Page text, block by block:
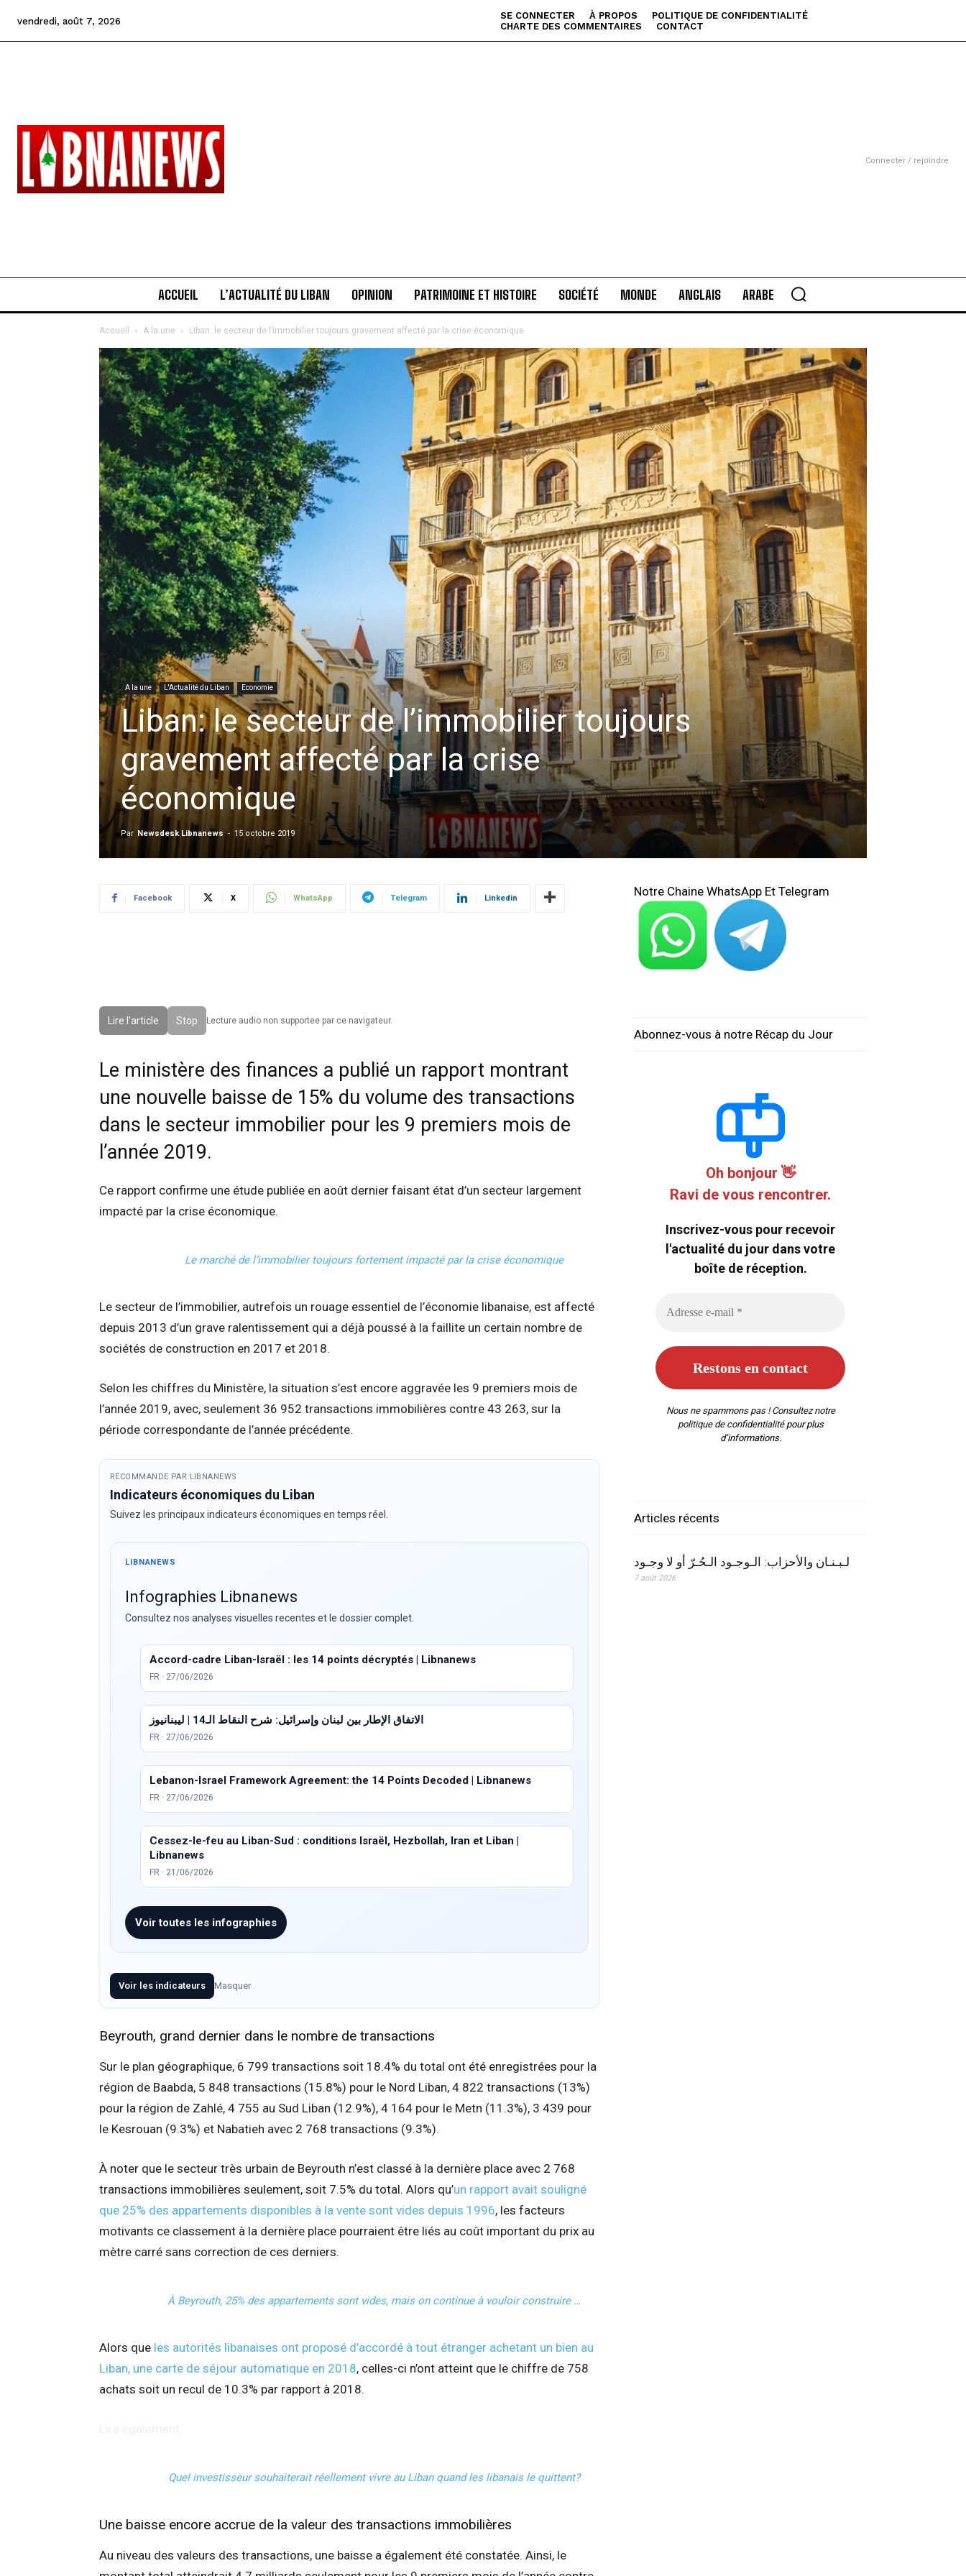
vendredi, août 7, 2026 SE CONNECTER À PROPOS
POLITIQUE DE CONFIDENTIALITÉ
CHARTE DES COMMENTAIRES
CONTACT
Connecter / rejoindre
ACCUEIL L’ACTUALITÉ DU LIBAN OPINION PATRIMOINE ET HISTOIRE SOCIÉTÉ MONDE ANGLAIS ARABE
Accueil A la une Liban: le secteur de l’immobilier toujours gravement affecté par la crise économique
A la une L'Actualité du Liban Economie
Liban: le secteur de l’immobilier toujours
gravement affecté par la crise
économique
Par Newsdesk Libnanews - 15 octobre 2019
Facebook X WhatsApp Telegram Linkedin
Lire l'article Stop Lecture audio non supportee par ce navigateur.
Le ministère des finances a publié un rapport montrant
une nouvelle baisse de 15% du volume des transactions
dans le secteur immobilier pour les 9 premiers mois de
l’année 2019.
Ce rapport confirme une étude publiée en août dernier faisant état d’un secteur largement
impacté par la crise économique.
Le marché de l’immobilier toujours fortement impacté par la crise économique
Le secteur de l’immobilier, autrefois un rouage essentiel de l’économie libanaise, est affecté
depuis 2013 d’un grave ralentissement qui a déjà poussé à la faillite un certain nombre de
sociétés de construction en 2017 et 2018.
Selon les chiffres du Ministère, la situation s’est encore aggravée les 9 premiers mois de
l’année 2019, avec, seulement 36 952 transactions immobilières contre 43 263, sur la
période correspondante de l’année précédente.
RECOMMANDE PAR LIBNANEWS
Indicateurs économiques du Liban
Suivez les principaux indicateurs économiques en temps réel.
LIBNANEWS
Infographies Libnanews
Consultez nos analyses visuelles recentes et le dossier complet.
Accord-cadre Liban-Israël : les 14 points décryptés | Libnanews
FR · 27/06/2026
الاتفاق الإطار بين لبنان وإسرائيل: شرح النقاط الـ14 | ليبنانيوز
FR · 27/06/2026
Lebanon-Israel Framework Agreement: the 14 Points Decoded | Libnanews
FR · 27/06/2026
Cessez-le-feu au Liban-Sud : conditions Israël, Hezbollah, Iran et Liban |
Libnanews
FR · 21/06/2026
Voir toutes les infographies
Voir les indicateurs Masquer
Beyrouth, grand dernier dans le nombre de transactions
Sur le plan géographique, 6 799 transactions soit 18.4% du total ont été enregistrées pour la
région de Baabda, 5 848 transactions (15.8%) pour le Nord Liban, 4 822 transactions (13%)
pour la région de Zahlé, 4 755 au Sud Liban (12.9%), 4 164 pour le Metn (11.3%), 3 439 pour
le Kesrouan (9.3%) et Nabatieh avec 2 768 transactions (9.3%).
À noter que le secteur très urbain de Beyrouth n’est classé à la dernière place avec 2 768
transactions immobilières seulement, soit 7.5% du total. Alors qu’un rapport avait souligné
que 25% des appartements disponibles à la vente sont vides depuis 1996, les facteurs
motivants ce classement à la dernière place pourraient être liés au coût important du prix au
mètre carré sans correction de ces derniers.
À Beyrouth, 25% des appartements sont vides, mais on continue à vouloir construire …
Alors que les autorités libanaises ont proposé d’accordé à tout étranger achetant un bien au
Liban, une carte de séjour automatique en 2018, celles-ci n’ont atteint que le chiffre de 758
achats soit un recul de 10.3% par rapport à 2018.
Quel investisseur souhaiterait réellement vivre au Liban quand les libanais le quittent?
Une baisse encore accrue de la valeur des transactions immobilières
Au niveau des valeurs des transactions, une baisse a également été constatée. Ainsi, le
Notre Chaine WhatsApp Et Telegram
Abonnez-vous à notre Récap du Jour
Oh bonjour 👋
Ravi de vous rencontrer.
Inscrivez-vous pour recevoir
l'actualité du jour dans votre
boîte de réception.
Nous ne spammons pas ! Consultez notre
politique de confidentialitépour plus
d’informations.
Articles récents
لـبـنـان والأحزاب: الـوجـود الـحُـرّ أو لا وجـود
7 août 2026